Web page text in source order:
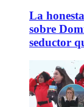
La
sobre
seductor